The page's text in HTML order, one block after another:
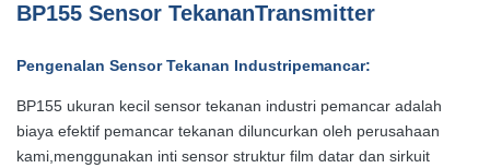
BP155 Sensor TekananTransmitter
Pengenalan Sensor Tekanan Industripemancar:
BP155 ukuran kecil sensor tekanan industri pemancar adalah
biaya efektif pemancar tekanan diluncurkan oleh perusahaan
kami,menggunakan inti sensor struktur film datar dan sirkuit